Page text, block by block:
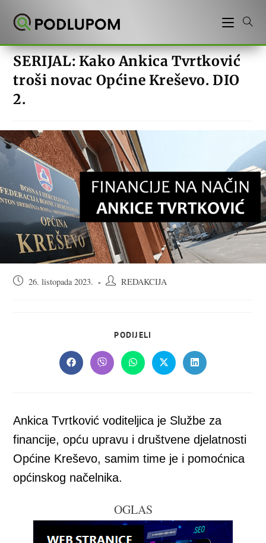
SERIJAL: Kako Ankica Tvrtković
troši novac Općine Kreševo. DIO
2.
Objava26. listopada 2023.
AutorREDAKCIJA
PODIJELI
CONTENT
Opens
in
Opens
in
Opens
in
Opens
in
Opens
in
Ankica Tvrtković voditeljica je Službe za
financije, opću upravu i društvene djelatnosti
Općine Kreševo, samim time je i pomoćnica
općinskog načelnika.
OGLAS